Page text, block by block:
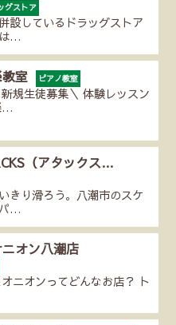
グストア
設しているドラッグストア
…
教室 ピアノ教室
規生徒募集＼ 体験レッスン
…
（アタックス…
きり滑ろう。八潮市のスケ
…
オン八潮店
ニオンってどんなお店？ ト